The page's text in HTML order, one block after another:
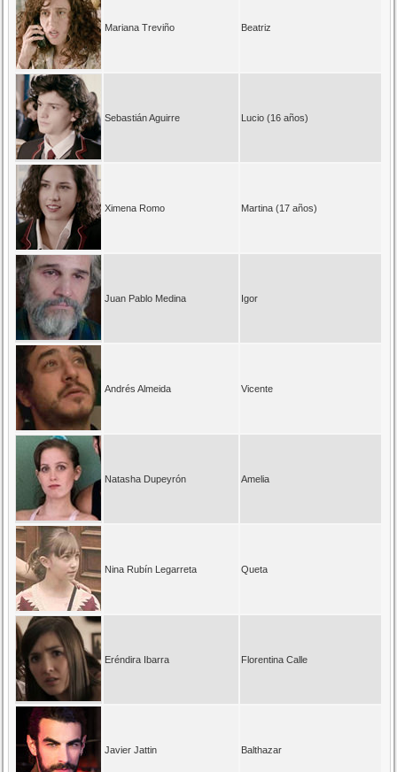
Mariana Treviño Beatriz
Sebastián Aguirre Lucio (16 años)
Ximena Romo Martina (17 años)
Juan Pablo Medina Igor
Andrés Almeida Vicente
Natasha Dupeyrón Amelia
Nina Rubín Legarreta Queta
Eréndira Ibarra Florentina Calle
Javier Jattin Balthazar